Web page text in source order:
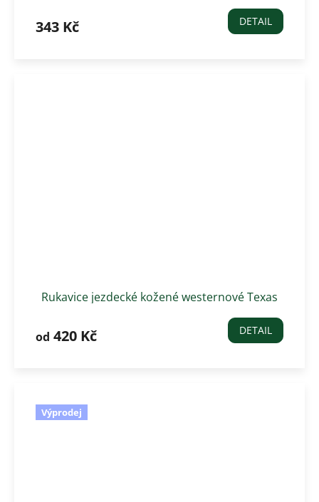
343 Kč DETAIL
Rukavice jezdecké kožené westernové Texas
od 420 Kč DETAIL
Výprodej